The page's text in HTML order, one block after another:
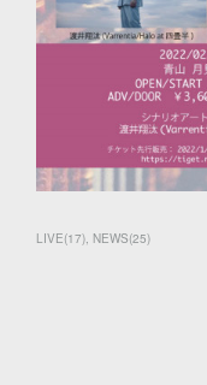
LIVE(17) NEWS(25)